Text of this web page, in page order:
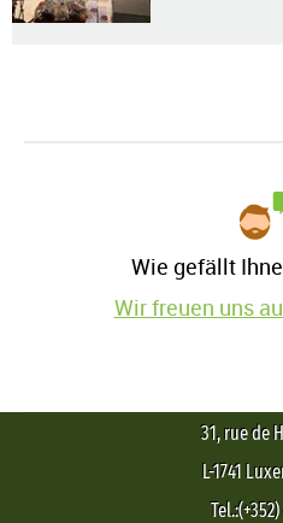
Wie gefällt
Wir freuen uns
31, rue de
L-1741